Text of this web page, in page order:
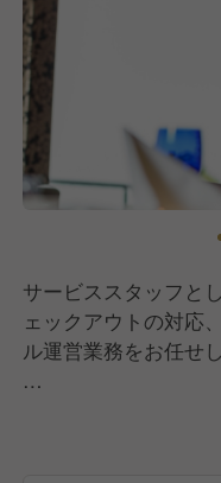
サービススタッフと
ェックアウトの対応
ル運営業務をお任せ
・チェックイン、